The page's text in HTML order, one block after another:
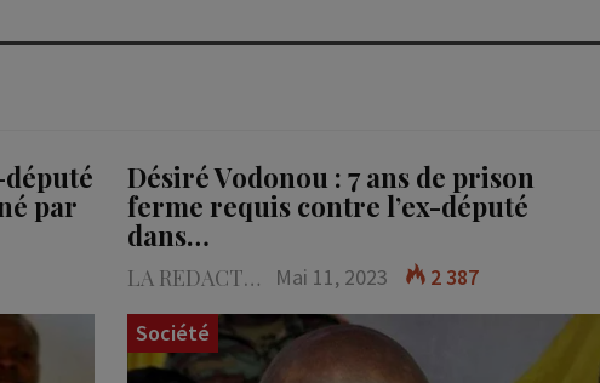
député
par
Désiré Vodonou : 7 ans de prison
ferme requis contre l’ex-député
dans…
LA REDACTION Mai 11, 2023
2 387
Société